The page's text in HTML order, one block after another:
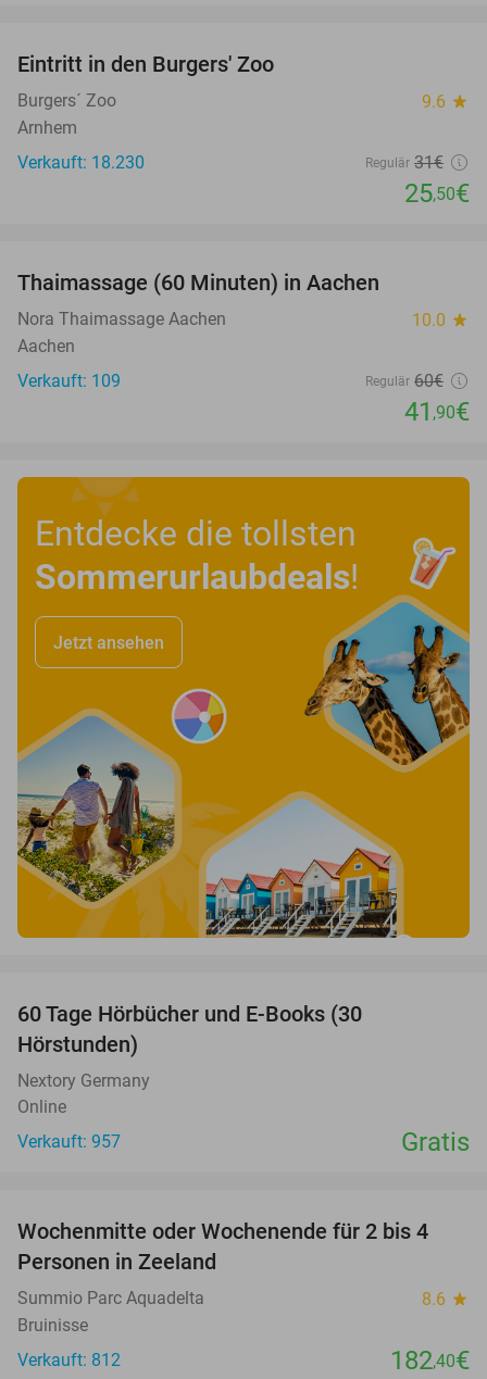
Eintritt in den Burgers' Zoo
Burgers´ Zoo 9.6 star
Arnhem
Verkauft: 18.230
Regulär 31€
25,50€
Thaimassage (60 Minuten) in Aachen
Nora Thaimassage Aachen 10.0 star
Aachen
Verkauft: 109
Regulär 60€
41 ,90€
Entdecke die tollsten
Sommerurlaubdeals!
Jetzt ansehen
60 Tage Hörbücher und E-Books (30
Hörstunden)
Nextory Germany
Online
Verkauft: 957
Gratis
Wochenmitte oder Wochenende für 2 bis 4
Personen in Zeeland
Summio Parc Aquadelta 8.6 star
Bruinisse
Verkauft: 812
182,40€